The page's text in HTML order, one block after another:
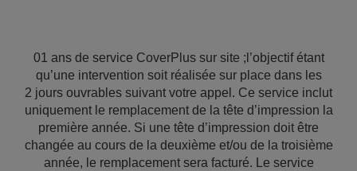
01 ans de service CoverPlus sur site ;l’objectif étant
qu’une intervention soit réalisée sur place dans les
2 jours ouvrables suivant votre appel. Ce service inclut
uniquement le remplacement de la tête d’impression la
première année. Si une tête d’impression doit être
changée au cours de la deuxième et/ou de la troisième
année, le remplacement sera facturé. Le service